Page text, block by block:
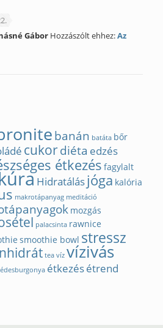
Gábor Hozzászólt ehhez:Az
banán batáta bőr
cukordiéta edzés
étkezés fagylalt
Hidratálásjóga kalória
makrotápanyag meditáció
mozgás
palacsinta rawnice
smoothie bowl stressz
tea víz vízivás
édesburgonya étkezésétrend